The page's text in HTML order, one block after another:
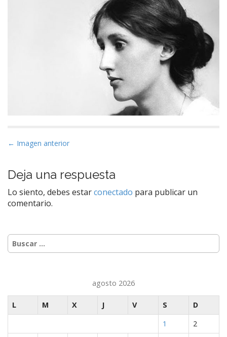
N
v
e
g
a
i
ó
e
n
← Imagen anterior
Deja una respuesta
Lo siento, debes estarconectado para publicar un
comentario.
Buscar:
agosto 2026
L M X J V S
D
1
2